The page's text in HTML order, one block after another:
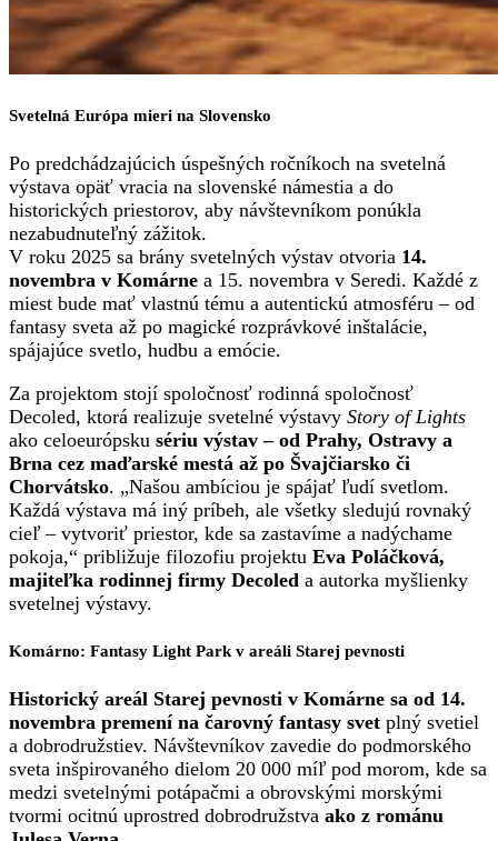
Svetelná Európa mieri na Slovensko
Po predchádzajúcich úspešných ročníkoch na svetelná
výstava opäť vracia na slovenské námestia a do
historických priestorov, aby návštevníkom ponúkla
nezabudnuteľný zážitok.
V roku 2025 sa brány svetelných výstav otvoria 14.
novembra v Komárne a 15. novembra v Seredi. Každé z
miest bude mať vlastnú tému a autentickú atmosféru – od
fantasy sveta až po magické rozprávkové inštalácie,
spájajúce svetlo, hudbu a emócie.
Za projektom stojí spoločnosť rodinná spoločnosť
Decoled, ktorá realizuje svetelné výstavy Story of Lights
ako celoeurópsku sériu výstav – od Prahy, Ostravy a
Brna cez maďarské mestá až po Švajčiarsko či
Chorvátsko. „Našou ambíciou je spájať ľudí svetlom.
Každá výstava má iný príbeh, ale všetky sledujú rovnaký
cieľ – vytvoriť priestor, kde sa zastavíme a nadýchame
pokoja,“ približuje filozofiu projektu Eva Poláčková,
majiteľka rodinnej firmy Decoled a autorka myšlienky
svetelnej výstavy.
Komárno: Fantasy Light Park v areáli Starej pevnosti
Historický areál Starej pevnosti v Komárne sa od 14.
novembra premení na čarovný fantasy svet plný svetiel
a dobrodružstiev. Návštevníkov zavedie do podmorského
sveta inšpirovaného dielom 20 000 míľ pod morom, kde sa
medzi svetelnými potápačmi a obrovskými morskými
tvormi ocitnú uprostred dobrodružstva ako z románu